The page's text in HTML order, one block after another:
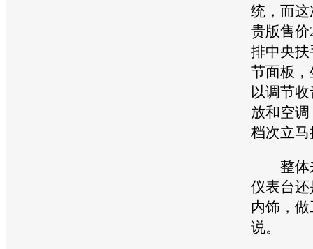
统，而这
贵版售价
排中央
节面板
以调节
放和空调
档次立
整体
仪表台
内饰，
说。